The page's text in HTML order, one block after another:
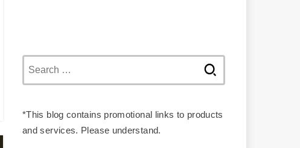
*This blog contains promotional links to products
and services. Please understand.